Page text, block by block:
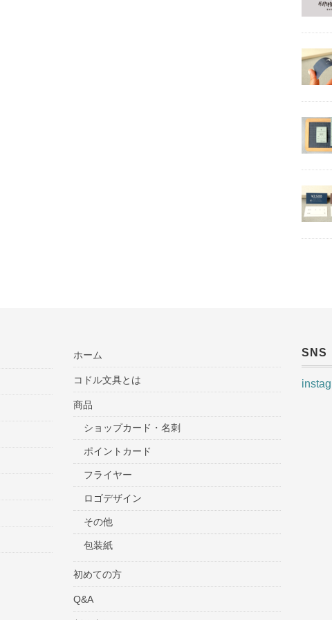
ホーム
コドル文具とは
商品
ショップカード・名刺
ポイントカード
フライヤー
ロゴデザイン
その他
包装紙
初めての方
Q&A
SNS